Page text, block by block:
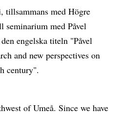
tillsammans med Högre
med Påvel
engelska titeln "Påvel
and new perspectives on
century".
of Umeå. Since we have